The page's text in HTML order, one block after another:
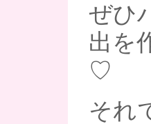
ぜひ
出を
♡
それ